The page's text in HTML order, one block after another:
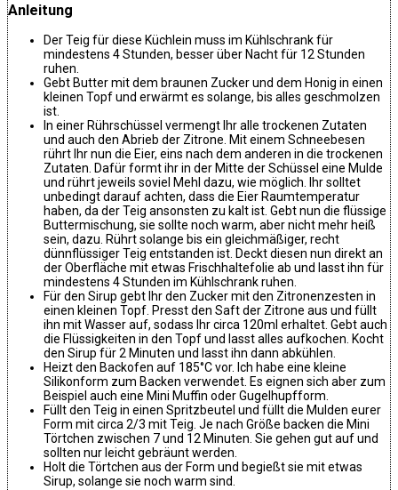
Anleitung
Der Teig für diese Küchlein muss im Kühlschrank für
mindestens 4 Stunden, besser über Nacht für 12 Stunden
ruhen.
Gebt Butter mit dem braunen Zucker und dem Honig in einen
kleinen Topf und erwärmt es solange, bis alles geschmolzen
ist.
In einer Rührschüssel vermengt Ihr alle trockenen Zutaten
und auch den Abrieb der Zitrone. Mit einem Schneebesen
rührt Ihr nun die Eier, eins nach dem anderen in die trockenen
Zutaten. Dafür formt ihr in der Mitte der Schüssel eine Mulde
und rührt jeweils soviel Mehl dazu, wie möglich. Ihr solltet
unbedingt darauf achten, dass die Eier Raumtemperatur
haben, da der Teig ansonsten zu kalt ist. Gebt nun die flüssige
Buttermischung, sie sollte noch warm, aber nicht mehr heiß
sein, dazu. Rührt solange bis ein gleichmäßiger, recht
dünnflüssiger Teig entstanden ist. Deckt diesen nun direkt an
der Oberfläche mit etwas Frischhaltefolie ab und lasst ihn für
mindestens 4 Stunden im Kühlschrank ruhen.
Für den Sirup gebt Ihr den Zucker mit den Zitronenzesten in
einen kleinen Topf. Presst den Saft der Zitrone aus und füllt
ihn mit Wasser auf, sodass Ihr circa 120ml erhaltet. Gebt auch
die Flüssigkeiten in den Topf und lasst alles aufkochen. Kocht
den Sirup für 2 Minuten und lasst ihn dann abkühlen.
Heizt den Backofen auf 185°C vor. Ich habe eine kleine
Silikonform zum Backen verwendet. Es eignen sich aber zum
Beispiel auch eine Mini Muffin oder Gugelhupfform.
Füllt den Teig in einen Spritzbeutel und füllt die Mulden eurer
Form mit circa 2/3 mit Teig. Je nach Größe backen die Mini
Törtchen zwischen 7 und 12 Minuten. Sie gehen gut auf und
sollten nur leicht gebräunt werden.
Holt die Törtchen aus der Form und begießt sie mit etwas
Sirup, solange sie noch warm sind.